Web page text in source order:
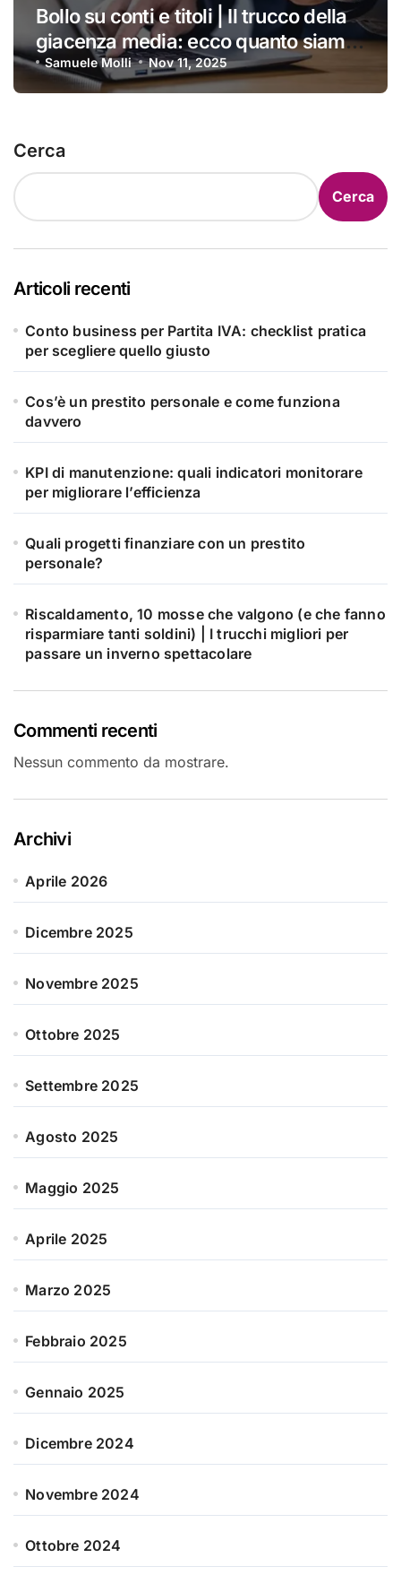
Bollo su conti e titoli | Il trucco della
giacenza media: ecco quanto siamo
costretti a pagare ogni anno
Samuele Molli Nov 11, 2025
Cerca
Cerca
Articoli recenti
Conto business per Partita IVA: checklist pratica
per scegliere quello giusto
Cos’è un prestito personale e come funziona
davvero
KPI di manutenzione: quali indicatori monitorare
per migliorare l’efficienza
Quali progetti finanziare con un prestito
personale?
Riscaldamento, 10 mosse che valgono (e che fanno
risparmiare tanti soldini) | I trucchi migliori per
passare un inverno spettacolare
Commenti recenti
Nessun commento da mostrare.
Archivi
Aprile 2026
Dicembre 2025
Novembre 2025
Ottobre 2025
Settembre 2025
Agosto 2025
Maggio 2025
Aprile 2025
Marzo 2025
Febbraio 2025
Gennaio 2025
Dicembre 2024
Novembre 2024
Ottobre 2024